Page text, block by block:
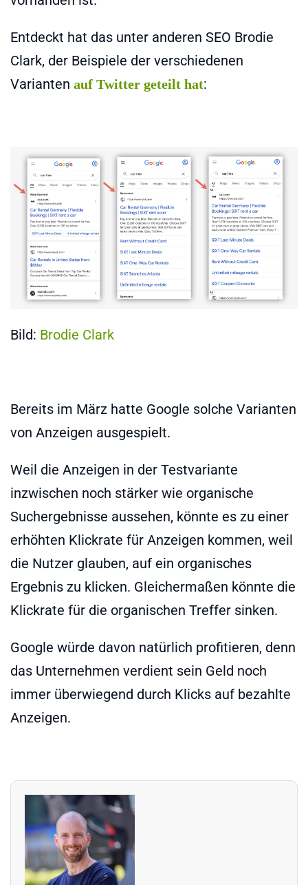
Entdeckt hat das unter anderen SEO Brodie
Clark, der Beispiele der verschiedenen
Varianten auf Twitter geteilt hat:
Bild: Brodie Clark
Bereits im März hatte Google solche Varianten
von Anzeigen ausgespielt.
Weil die Anzeigen in der Testvariante
inzwischen noch stärker wie organische
Suchergebnisse aussehen, könnte es zu einer
erhöhten Klickrate für Anzeigen kommen, weil
die Nutzer glauben, auf ein organisches
Ergebnis zu klicken. Gleichermaßen könnte die
Klickrate für die organischen Treffer sinken.
Google würde davon natürlich profitieren, denn
das Unternehmen verdient sein Geld noch
immer überwiegend durch Klicks auf bezahlte
Anzeigen.